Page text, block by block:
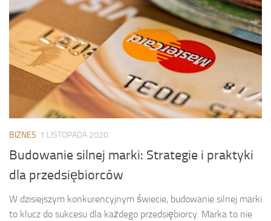
BIZNES 1 LISTOPADA 2020
Budowanie silnej marki: Strategie i praktyki
dla przedsiębiorców
W dzisiejszym konkurencyjnym świecie, budowanie silnej marki
to klucz do sukcesu dla każdego przedsiębiorcy. Marka to nie